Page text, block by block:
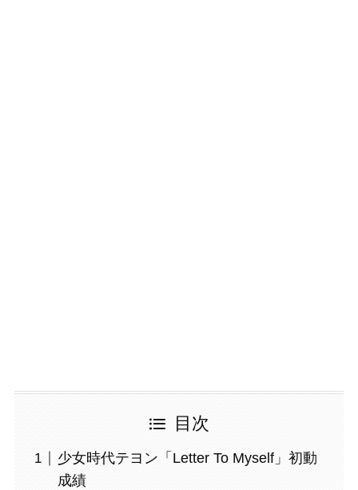
目次
少女時代テヨン「Letter To Myself」初動
成績